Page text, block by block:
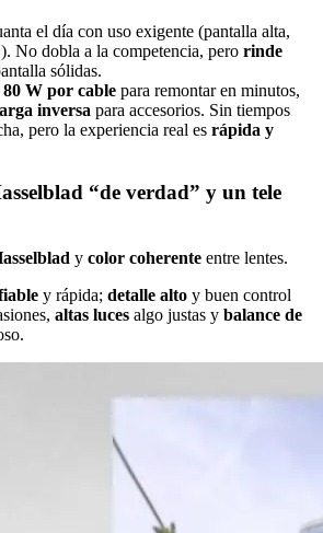
el día con uso exigente (pantalla alta,
No dobla a la competencia, pero rinde
sólidas.
80 W por cable para remontar en minutos,
inversa para accesorios. Sin tiempos
pero la experiencia real es rápida y
“de verdad” y un tele
y color coherente entre lentes.
y rápida; detalle alto y buen control
altas luces algo justas y balance de